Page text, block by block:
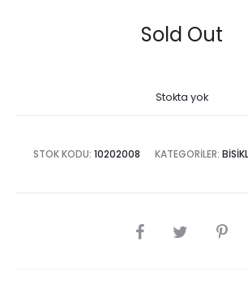
Sold Out
Stokta yok
STOK KODU: 10202008 KATEGORILER:
SHARE